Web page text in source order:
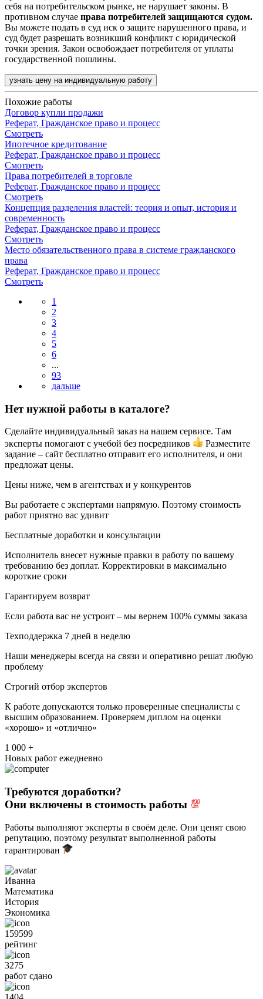
себя на потребительском рынке, не нарушает законы. В
противном случае права потребителей защищаются судом.
Вы можете подать в суд иск о защите нарушенного права, и
суд будет разрешать возникший конфликт с юридической
точки зрения. Закон освобождает потребителя от уплаты
государственной пошлины.
узнать цену на индивидуальную работу
Похожие работы
Договор купли продажи
Реферат, Гражданское право и процесс
Смотреть
Ипотечное кредитование
Реферат, Гражданское право и процесс
Смотреть
Права потребителей в торговле
Реферат, Гражданское право и процесс
Смотреть
Концепция разделения властей: теория и опыт, история и
современность
Реферат, Гражданское право и процесс
Смотреть
Место обязательственного права в системе гражданского
права
Реферат, Гражданское право и процесс
Смотреть
1
2
3
4
5
6
...
93
Нет нужной работы в каталоге?
Сделайте индивидуальный заказ на нашем сервисе. Там
эксперты помогают с учебой без посредников
Разместите
задание – сайт бесплатно отправит его исполнителя, и они
предложат цены.
Цены ниже, чем в агентствах и у конкурентов
Вы работаете с экспертами напрямую. Поэтому стоимость
работ приятно вас удивит
Бесплатные доработки и консультации
Исполнитель внесет нужные правки в работу по вашему
требованию без доплат. Корректировки в максимально
короткие сроки
Гарантируем возврат
Если работа вас не устроит – мы вернем 100% суммы заказа
Техподдержка 7 дней в неделю
Наши менеджеры всегда на связи и оперативно решат любую
проблему
Строгий отбор экспертов
К работе допускаются только проверенные специалисты с
высшим образованием. Проверяем диплом на оценки
«хорошо» и «отлично»
1 000 +
Новых работ ежедневно
Требуются доработки?
Они включены в стоимость работы
Работы выполняют эксперты в своём деле. Они ценят свою
репутацию, поэтому результат выполненной работы
гарантирован
Иванна
Математика
История
Экономика
159599
рейтинг
3275
работ сдано
1404